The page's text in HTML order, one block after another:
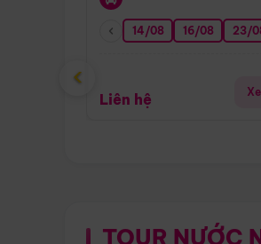
14/08 16/08 23/
Liên hệ
‹
TOUR NƯỚC